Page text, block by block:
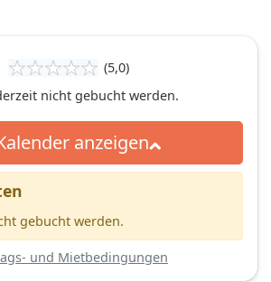
(5,0)
nicht gebucht werden.
anzeigen
gebucht werden.
und Mietbedingungen